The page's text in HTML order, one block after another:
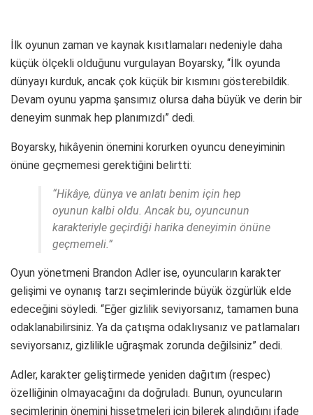
İlk oyunun zaman ve kaynak kısıtlamaları nedeniyle daha
küçük ölçekli olduğunu vurgulayan Boyarsky, “İlk oyunda
dünyayı kurduk, ancak çok küçük bir kısmını gösterebildik.
Devam oyunu yapma şansımız olursa daha büyük ve derin bir
deneyim sunmak hep planımızdı” dedi.
Boyarsky, hikâyenin önemini korurken oyuncu deneyiminin
önüne geçmemesi gerektiğini belirtti:
“Hikâye, dünya ve anlatı benim için hep
oyunun kalbi oldu. Ancak bu, oyuncunun
karakteriyle geçirdiği harika deneyimin önüne
geçmemeli.”
Oyun yönetmeni Brandon Adler ise, oyuncuların karakter
gelişimi ve oynanış tarzı seçimlerinde büyük özgürlük elde
edeceğini söyledi. “Eğer gizlilik seviyorsanız, tamamen buna
odaklanabilirsiniz. Ya da çatışma odaklıysanız ve patlamaları
seviyorsanız, gizlilikle uğraşmak zorunda değilsiniz” dedi.
Adler, karakter geliştirmede yeniden dağıtım (respec)
özelliğinin olmayacağını da doğruladı. Bunun, oyuncuların
seçimlerinin önemini hissetmeleri için bilerek alındığını ifade